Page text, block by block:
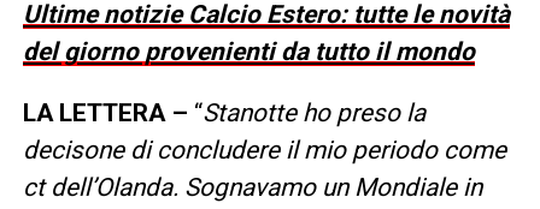
Ultime notizie Calcio Estero: tutte le novità
del giorno provenienti da tutto il mondo
LA LETTERA – “Stanotte ho preso la
decisone di concludere il mio periodo come
ct dell’Olanda. Sognavamo un Mondiale in